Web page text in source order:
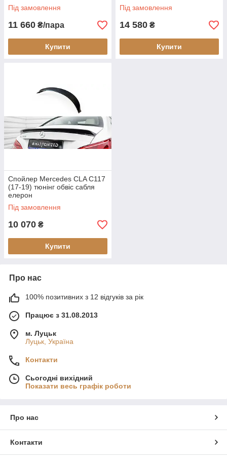
Під замовлення
11 660 ₴/пара
Купити
Під замовлення
14 580 ₴
Купити
Спойлер Mercedes CLA C117
(17-19) тюнінг обвіс сабля
елерон
Під замовлення
10 070 ₴
Купити
Про нас
100% позитивних з 12 відгуків за рік
Працює з 31.08.2013
м. Луцьк
Луцьк, Україна
Контакти
Сьогодні вихідний
Показати весь графік роботи
Про нас
Контакти